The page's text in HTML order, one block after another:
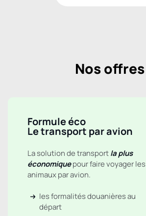
Nos offres
Formule éco
Le transport par avion
La solution de transportla plus
économiquepour faire voyager les
animaux par avion.
les formalités douanières au
départ